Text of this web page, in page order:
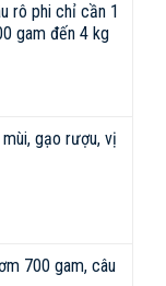
rô phi chỉ cần 1
gam đến 4 kg
gạo rượu, vị
700 gam, câu